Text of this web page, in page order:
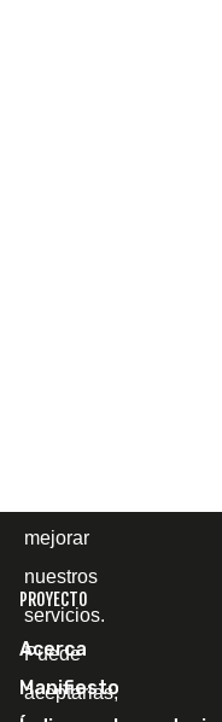
PROYECTO
Acerca
Manifiesto
mejorar
nuestros
servicios.
Puede
aceptarlas,